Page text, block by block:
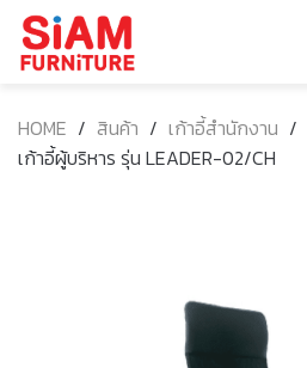
HOME / สินค้า / เก้าอี้สำนักงาน /
เก้าอี้ผู้บริหาร รุ่น LEADER-02/CH